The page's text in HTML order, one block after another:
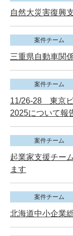
自然大災害復興
案件チーム
三重県自動車関
案件チーム
11/26-28 東京ビ
2025について報
案件チーム
起業家支援チー
ます
案件チーム
北海道中小企業